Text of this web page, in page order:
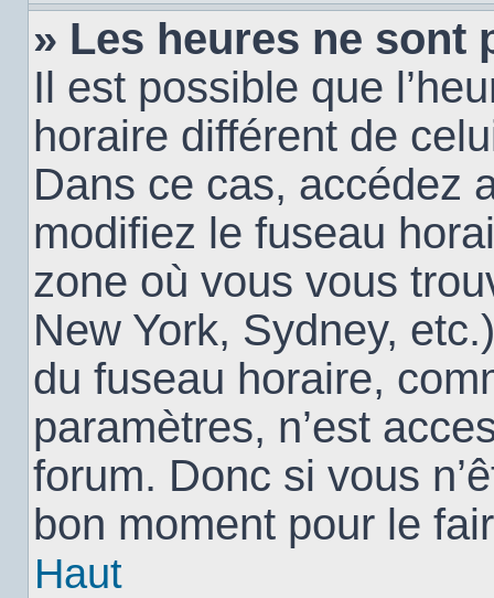
» Les heures ne sont
Il est possible que
horaire différent de
Dans ce cas, accédez
modifiez le fuseau
zone où vous vous
New York, Sydney,
du fuseau horaire,
paramètres, n’est
forum. Donc si vous
bon moment pour le
Haut